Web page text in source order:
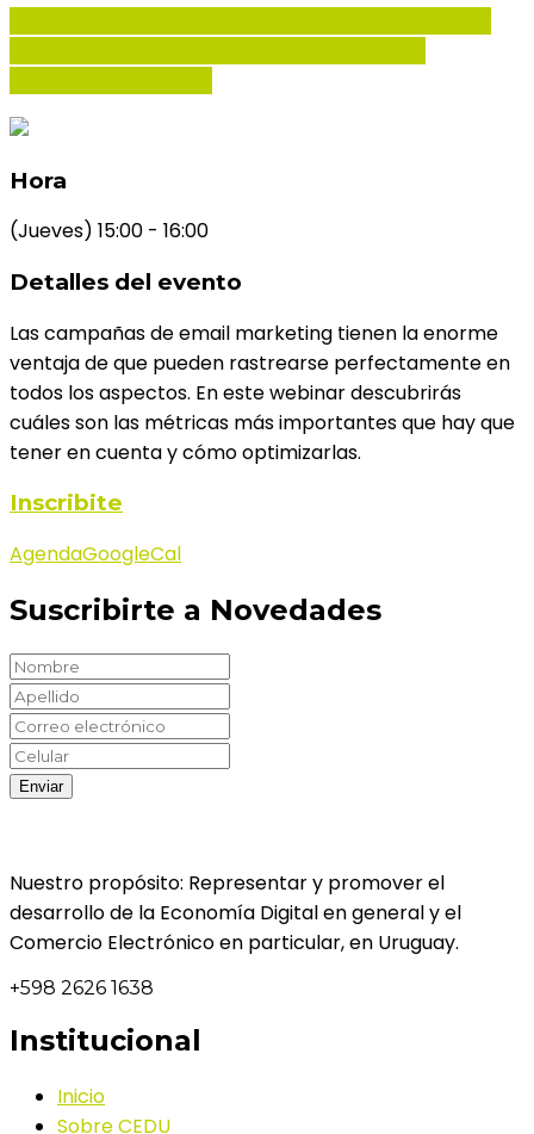
Hora
(Jueves) 15:00 - 16:00
Detalles del evento
Las campañas de email marketing tienen la enorme
ventaja de que pueden rastrearse perfectamente en
todos los aspectos. En este webinar descubrirás
cuáles son las métricas más importantes que hay que
tener en cuenta y cómo optimizarlas.
Inscribite
AgendaGoogleCal
Suscribirte a Novedades
Nuestro propósito: Representar y promover el
desarrollo de la Economía Digital en general y el
Comercio Electrónico en particular, en Uruguay.
+598 2626 1638
Institucional
Inicio
Sobre CEDU